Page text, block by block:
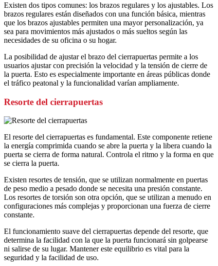
Existen dos tipos comunes: los brazos regulares y los ajustables. Los
brazos regulares están diseñados con una función básica, mientras
que los brazos ajustables permiten una mayor personalización, ya
sea para movimientos más ajustados o más sueltos según las
necesidades de su oficina o su hogar.
La posibilidad de ajustar el brazo del cierrapuertas permite a los
usuarios ajustar con precisión la velocidad y la tensión de cierre de
la puerta. Esto es especialmente importante en áreas públicas donde
el tráfico peatonal y la funcionalidad varían ampliamente.
Resorte del cierrapuertas
El resorte del cierrapuertas es fundamental. Este componente retiene
la energía comprimida cuando se abre la puerta y la libera cuando la
puerta se cierra de forma natural. Controla el ritmo y la forma en que
se cierra la puerta.
Existen resortes de tensión, que se utilizan normalmente en puertas
de peso medio a pesado donde se necesita una presión constante.
Los resortes de torsión son otra opción, que se utilizan a menudo en
configuraciones más complejas y proporcionan una fuerza de cierre
constante.
El funcionamiento suave del cierrapuertas depende del resorte, que
determina la facilidad con la que la puerta funcionará sin golpearse
ni salirse de su lugar. Mantener este equilibrio es vital para la
seguridad y la facilidad de uso.